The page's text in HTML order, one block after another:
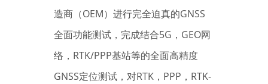
造商（OEM）进行完全迫真的GNSS
全面功能测试，完成结合5G，GEO网
络，RTK/PPP基站等的全面高精度
GNSS定位测试，对RTK，PPP，RTK-